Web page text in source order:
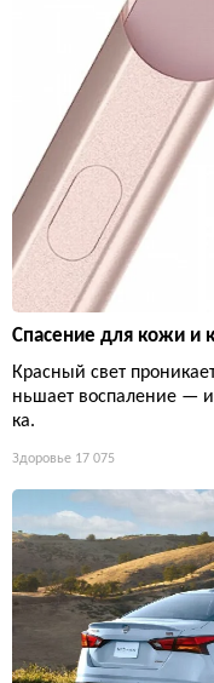
Спасение для кожи и
Красный свет
ньшает воспаление — и
ка.
Здоровье 17 075